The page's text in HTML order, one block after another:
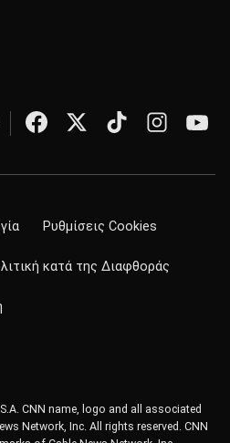
Ρυθμίσεις Cookies
κατά της Διαφθοράς
CNN name, logo and all associated
Network, Inc. All rights reserved. CNN